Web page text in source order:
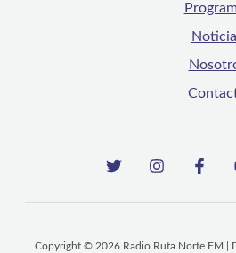
Copyright © 2026 Radio Ruta Norte FM |